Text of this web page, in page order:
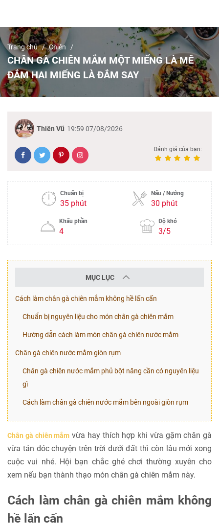
Trang chủ Chiên
CHÂN GÀ CHIÊN MẮM MỘT MIẾNG LÀ MÊ
ĐẮM HAI MIẾNG LÀ ĐẮM SAY
Thiên Vũ 19:59 07/08/2026
Đánh giá của bạn:
Chuẩn bị
35 phút
Nấu / Nướng
30 phút
Khẩu phần
4
Độ khó
3/5
MỤC LỤC
Cách làm chân gà chiên mắm không hề lấn cấn
Chuẩn bị nguyên liệu cho món chân gà chiên mắm
Hướng dẫn cách làm món chân gà chiên nước mắm
Chân gà chiên nước mắm giòn rụm
Chân gà chiên nước mắm phủ bột năng cần có nguyên liệu
gì
Cách làm chân gà chiên nước mắm bên ngoài giòn rụm
Chân gà chiên mắm vừa hay thích hợp khi vừa gặm chân gà
vừa tán dóc chuyện trên trời dưới đất thì còn lâu mới xong
cuộc vui nhé. Hội bạn chắc ghé chơi thường xuyên cho
xem nếu bạn thành thạo món chân gà chiên mắm này.
Cách làm chân gà chiên mắm không
hề lấn cấn